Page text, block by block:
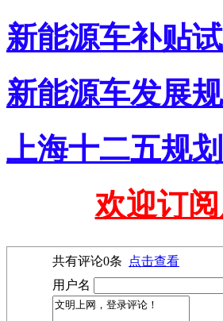
新能源车补贴
新能源车发展
上海十二五规
欢迎订
共有评论0条
点击查看
用户名